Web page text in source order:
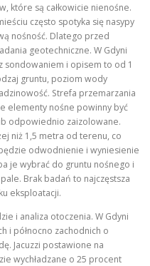
które są całkowicie nienośne.
często spotyka się nasypy
nośność. Dlatego przed
geotechniczne. W Gdyni
i opisem to od 1
gruntu, poziom wody
Strefa przemarzania
elementy nośne powinny być
odpowiednio zaizolowane.
niż 1,5 metra od terenu, co
odwodnienie i wyniesienie
je wybrać do gruntu nośnego i
Brak badań to najczęstsza
eksploatacji.
i analiza otoczenia. W Gdyni
i północno zachodnich o
Jacuzzi postawione na
wychładzane o 25 procent